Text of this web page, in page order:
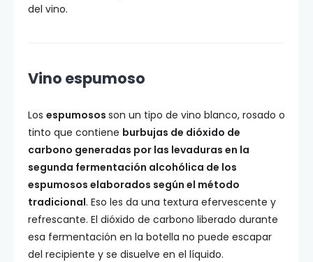
del vino.
Vino espumoso
Los espumosos son un tipo de vino blanco, rosado o
tinto que contiene burbujas de dióxido de
carbono generadas por las levaduras en la
segunda fermentación alcohólica de los
espumosos elaborados según el método
tradicional. Eso les da una textura efervescente y
refrescante. El dióxido de carbono liberado durante
esa fermentación en la botella no puede escapar
del recipiente y se disuelve en el líquido.